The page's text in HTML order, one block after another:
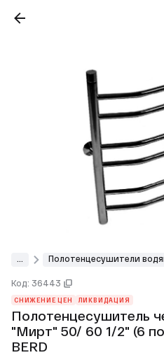
Полотенцесушители
Код: 36443
СНИЖЕНИЕ ЦЕН ЛИКВИДАЦИЯ
Полотенцесушитель черный "Лестница
"Мирт" 50/ 60 1/2" (6 полок) с кранами ARIN
BERD